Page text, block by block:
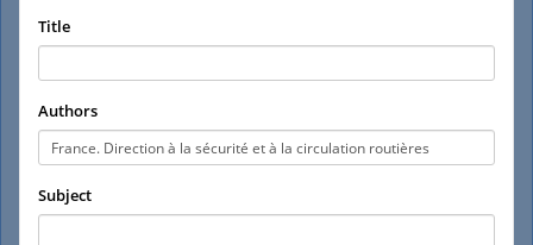
Title
Authors
Subject